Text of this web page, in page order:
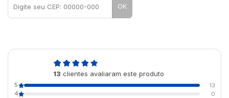
OK
13 clientes avaliaram este produto
5
13
4
0